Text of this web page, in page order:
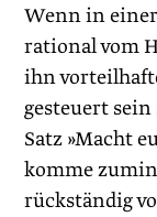
Wenn in
rational vom
ihn
gesteuert
Satz »Macht
komme
rückständig